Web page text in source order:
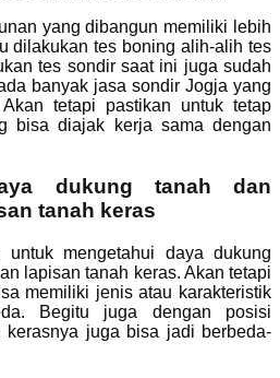
yang dibangun memiliki lebih
dilakukan tes boning alih-alih tes
tes sondir saat ini juga sudah
banyak jasa sondir Jogja yang
tetapi pastikan untuk tetap
bisa diajak kerja sama dengan
dukung tanah dan
tanah keras
mengetahui daya dukung
lapisan tanah keras. Akan tetapi
memiliki jenis atau karakteristik
Begitu juga dengan posisi
kerasnya juga bisa jadi berbeda-